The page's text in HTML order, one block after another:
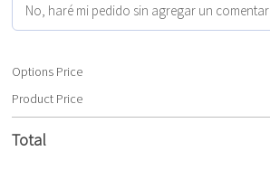
Options Price
Product Price
Total